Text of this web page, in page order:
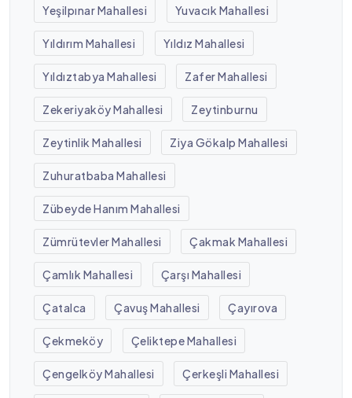
Yeşilpınar Mahallesi Yuvacık Mahallesi
Yıldırım Mahallesi Yıldız Mahallesi
Yıldıztabya Mahallesi Zafer Mahallesi
Zekeriyaköy Mahallesi Zeytinburnu
Zeytinlik Mahallesi Ziya Gökalp Mahallesi
Zuhuratbaba Mahallesi
Zübeyde Hanım Mahallesi
Zümrütevler Mahallesi Çakmak Mahallesi
Çamlık Mahallesi Çarşı Mahallesi
Çatalca Çavuş Mahallesi Çayırova
Çekmeköy Çeliktepe Mahallesi
Çengelköy Mahallesi Çerkeşli Mahallesi